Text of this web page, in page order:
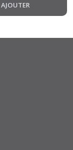
AJOUTER